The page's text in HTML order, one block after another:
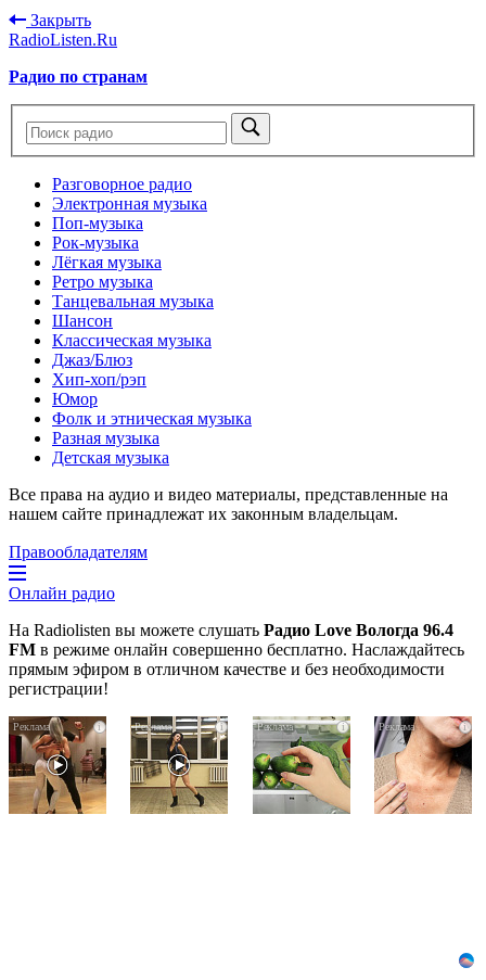
Закрыть
RadioListen.Ru
Радио по странам
Разговорное радио
Электронная музыка
Поп-музыка
Рок-музыка
Лёгкая музыка
Ретро музыка
Танцевальная музыка
Шансон
Классическая музыка
Джаз/Блюз
Хип-хоп/рэп
Юмор
Фолк и этническая музыка
Разная музыка
Детская музыка
Все права на аудио и видео материалы, представленные на
нашем сайте принадлежат их законным владельцам.
Правообладателям
Онлайн радио
На Radiolisten вы можете слушать Радио Love Вологда 96.4
FM в режиме онлайн совершенно бесплатно. Наслаждайтесь
прямым эфиром в отличном качестве и без необходимости
регистрации!
i
Ролик
длится
пару
секунд,
но
i
Ролик
Омска:
вы
будете
i
Никогда
храните
огурцы
i